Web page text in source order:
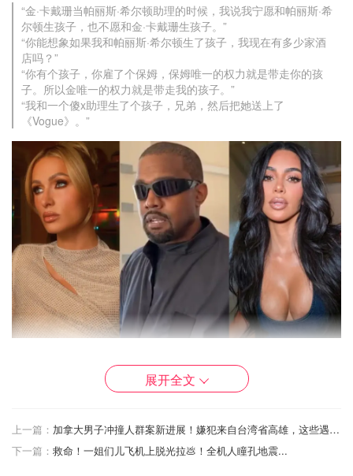
“金·卡戴珊当帕丽斯·希尔顿助理的时候，我说我宁愿和帕丽斯·希
尔顿生孩子，也不愿和金·卡戴珊生孩子。”
“你能想象如果我和帕丽斯·希尔顿生了孩子，我现在有多少家酒
店吗？”
“你有个孩子，你雇了个保姆，保姆唯一的权力就是带走你的孩
子。所以金唯一的权力就是带走我的孩子。”
“我和一个傻x助理生了个孩子，兄弟，然后把她送上了
《Vogue》。”
这段火药味十足的发言瞬间引爆欧美娱乐圈💥！
要知道他和金姐可是有​​四个娃​​啊！大女儿小西北11岁，最小
的儿子诗篇5岁。你说不该和金姐生孩子，为啥还要生4
展开全文
上一篇：
加拿大男子冲撞人群案新进展！嫌犯来自台湾省高雄，这些遇难者身份已确认！
下一篇： 救命！一姐们儿飞机上脱光拉💩！全机人瞳孔地震...